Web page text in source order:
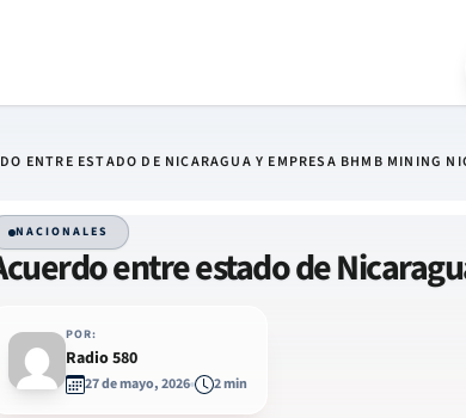
ENTRE ESTADO DE NICARAGUA Y EMPRESA BHMB MINING
NACIONALES
entre estado de
POR:
Radio 580
27 de mayo, 2026 2 min